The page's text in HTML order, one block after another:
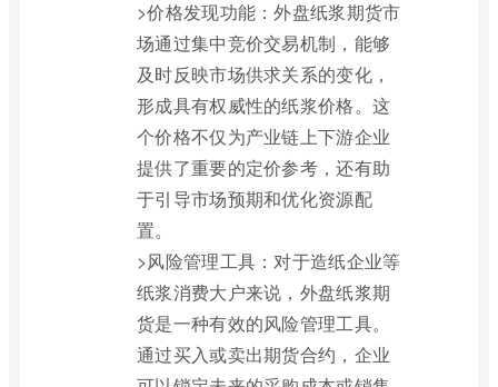
>价格发现功能：外盘纸浆期货市
场通过集中竞价交易机制，能够
及时反映市场供求关系的变化，
形成具有权威性的纸浆价格。这
个价格不仅为产业链上下游企业
提供了重要的定价参考，还有助
于引导市场预期和优化资源配
置。
>风险管理工具：对于造纸企业等
纸浆消费大户来说，外盘纸浆期
货是一种有效的风险管理工具。
通过买入或卖出期货合约，企业